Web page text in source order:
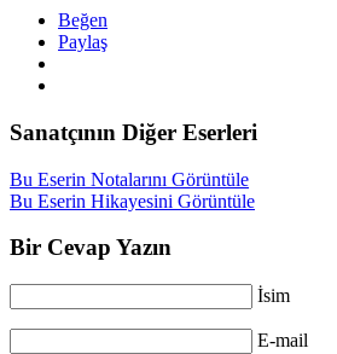
Beğen
Paylaş
Sanatçının Diğer Eserleri
Bu Eserin Notalarını Görüntüle
Bu Eserin Hikayesini Görüntüle
Bir Cevap Yazın
İsim
E-mail